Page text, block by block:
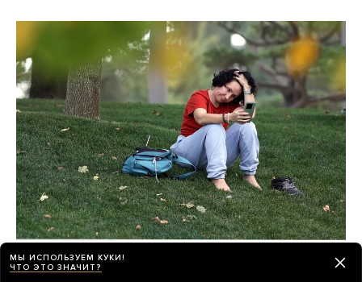
Мобильный интернет в России все чаще
работает только по белым спискам
МЫ ИСПОЛЬЗУЕМ КУКИ!
ЧТО ЭТО ЗНАЧИТ?